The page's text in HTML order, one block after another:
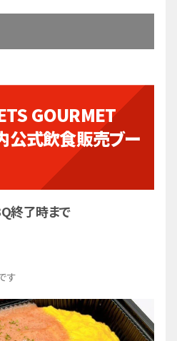
づくしロコモコ」
GOURMET
公式飲食販売ブー
終了時まで
す